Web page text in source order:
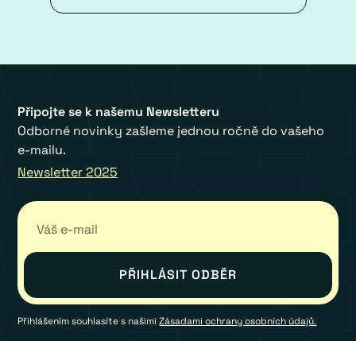
Připojte se k našemu Newsletteru
Odborné novinky zašleme jednou ročně do vašeho
e-mailu.
Newsletter 2025
Přihlášením souhlasíte s našimiZásadami ochrany osobních údajů.